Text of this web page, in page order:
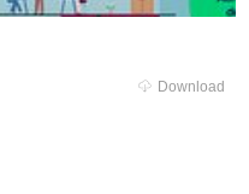
Download